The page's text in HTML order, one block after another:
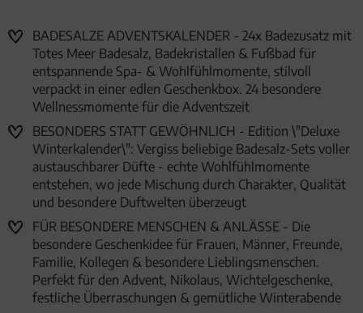
BADESALZE ADVENTSKALENDER - 24x Badezusatz mit
Totes Meer Badesalz, Badekristallen & Fußbad für
entspannende Spa- & Wohlfühlmomente, stilvoll
verpackt in einer edlen Geschenkbox. 24 besondere
Wellnessmomente für die Adventszeit
BESONDERS STATT GEWÖHNLICH - Edition \"Deluxe
Winterkalender\": Vergiss beliebige Badesalz-Sets voller
austauschbarer Düfte - echte Wohlfühlmomente
entstehen, wo jede Mischung durch Charakter, Qualität
und besondere Duftwelten überzeugt
FÜR BESONDERE MENSCHEN & ANLÄSSE - Die
besondere Geschenkidee für Frauen, Männer, Freunde,
Familie, Kollegen & besondere Lieblingsmenschen.
Perfekt für den Advent, Nikolaus, Wichtelgeschenke,
festliche Überraschungen & gemütliche Winterabende